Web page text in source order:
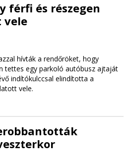
férfi és részegen
vele
hívták a rendőröket, hogy
tettes egy parkoló autóbusz ajtaját
indítókulccsal elindította a
vele.